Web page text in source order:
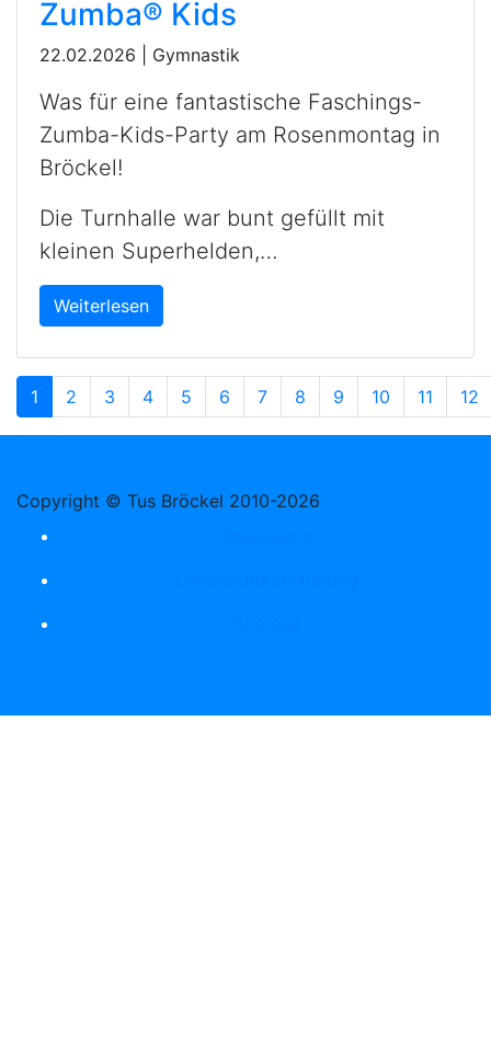
Zumba®️ Kids
22.02.2026 Gymnastik
Was für eine fantastische Faschings-
Zumba-Kids-Party am Rosenmontag in
Bröckel!
Die Turnhalle war bunt gefüllt mit
kleinen Superhelden,…
Weiterlesen
1 2 3 4 5 6 7 8 9 10 11 12
Copyright © Tus Bröckel 2010-2026